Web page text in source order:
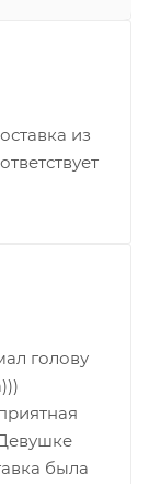
из
голову
была